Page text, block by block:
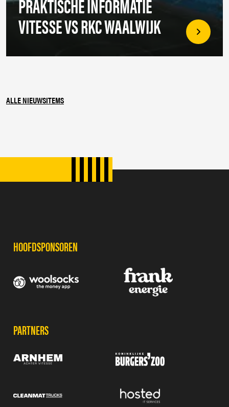
VITESSE VS RKC WAALWIJK
ALLE NIEUWSITEMS
HOOFDSPONSOREN
PARTNERS